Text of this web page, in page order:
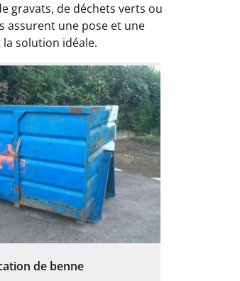
gravats, de déchets verts ou
assurent une pose et une
solution idéale.
de benne